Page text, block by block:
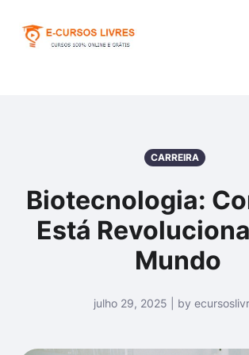
CARREIRA
Biotecnologia:
Está
Mundo
julho 29, 2025 | by